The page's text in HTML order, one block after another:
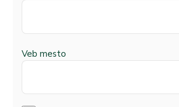
Veb mesto